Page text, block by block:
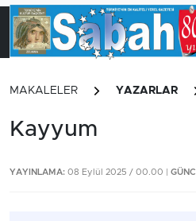
MAKALELER YAZARLAR
Kayyum
YAYINLAMA: 08 Eylül 2025 / 00.00 |